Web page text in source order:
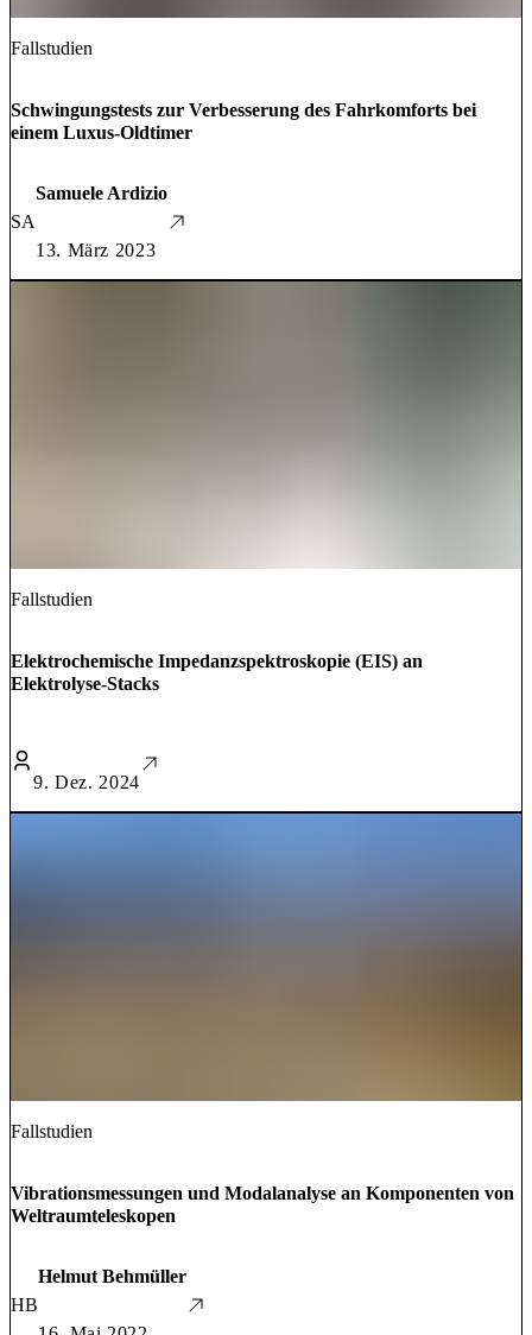
Fallstudien
Schwingungstests zur Verbesserung des Fahrkomforts bei
einem Luxus-Oldtimer
SA
Samuele Ardizio
13. März 2023
Fallstudien
Elektrochemische Impedanzspektroskopie (EIS) an
Elektrolyse-Stacks
9. Dez. 2024
Fallstudien
Vibrationsmessungen und Modalanalyse an Komponenten von
Weltraumteleskopen
HB
Helmut Behmüller